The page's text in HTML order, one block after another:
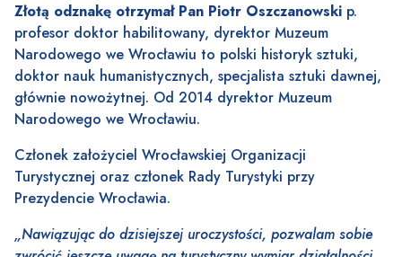
Złotą odznakę otrzymał Pan Piotr Oszczanowski p.
profesor doktor habilitowany, dyrektor Muzeum
Narodowego we Wrocławiu to polski historyk sztuki,
doktor nauk humanistycznych, specjalista sztuki dawnej,
głównie nowożytnej. Od 2014 dyrektor Muzeum
Narodowego we Wrocławiu.
Członek założyciel Wrocławskiej Organizacji
Turystycznej oraz członek Rady Turystyki przy
Prezydencie Wrocławia.
„Nawiązując do dzisiejszej uroczystości, pozwalam sobie